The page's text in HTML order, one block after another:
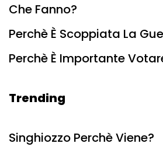
Che Fanno?
Perchè È Scoppiata La
Perchè È Importante
Trending
Singhiozzo Perchè Viene?